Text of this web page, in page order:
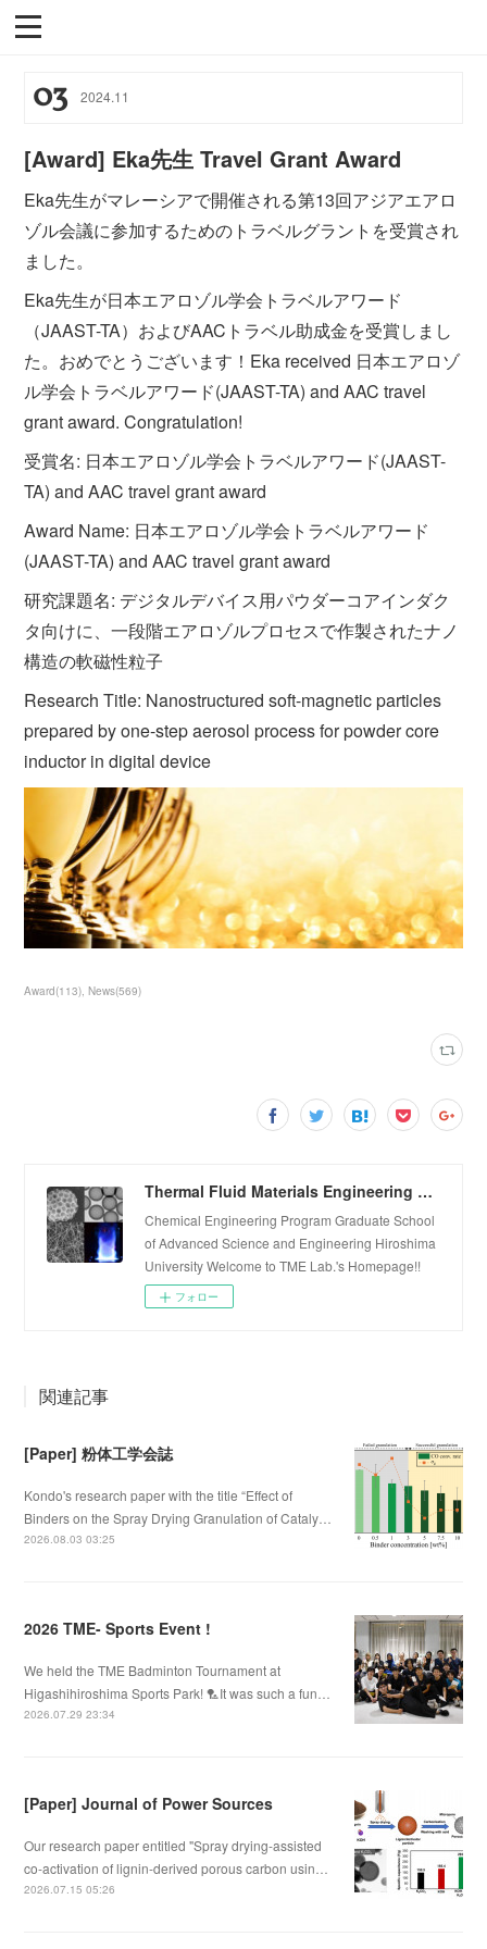
03 2024.11
[Award] Eka先生 Travel Grant Award
Eka先生がマレーシアで開催される第13回アジアエアロ
ゾル会議に参加するためのトラベルグラントを受賞され
ました。
Eka先生が日本エアロゾル学会トラベルアワード
（JAAST-TA）およびAACトラベル助成金を受賞しまし
た。おめでとうございます！Eka received 日本エアロゾ
ル学会トラベルアワード(JAAST-TA) and AAC travel
grant award. Congratulation!
受賞名: 日本エアロゾル学会トラベルアワード(JAAST-
TA) and AAC travel grant award
Award Name: 日本エアロゾル学会トラベルアワード
(JAAST-TA) and AAC travel grant award
研究課題名: デジタルデバイス用パウダーコアインダク
タ向けに、一段階エアロゾルプロセスで作製されたナノ
構造の軟磁性粒子
Research Title: Nanostructured soft-magnetic particles
prepared by one-step aerosol process for powder core
inductor in digital device
Award(113) News(569)
Thermal Fluid Materials Engineering Laboratory
Chemical Engineering Program Graduate School
of Advanced Science and Engineering Hiroshima
University Welcome to TME Lab.'s Homepage!!
フォロー
関連記事
[Paper] 粉体工学会誌
Kondo's research paper with the title “Effect of
Binders on the Spray Drying Granulation of Cataly…
2026.08.03 03:25
2026 TME- Sports Event !
We held the TME Badminton Tournament at
Higashihiroshima Sports Park! 🏸It was such a fun…
2026.07.29 23:34
[Paper] Journal of Power Sources
Our research paper entitled "Spray drying-assisted
co-activation of lignin-derived porous carbon usin…
2026.07.15 05:26